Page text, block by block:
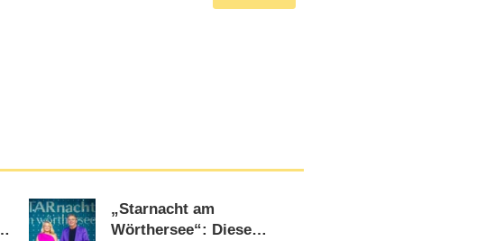
„Starnacht am
Wörthersee“: Diese